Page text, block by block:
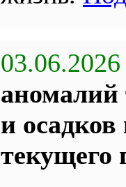
03.06.2026
аномалий
и
текущего